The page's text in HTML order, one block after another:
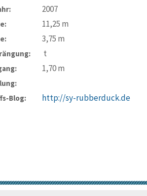
2007
11,25 m
3,75 m
t
1,70m
Blog:
http://sy-rubberduck.de